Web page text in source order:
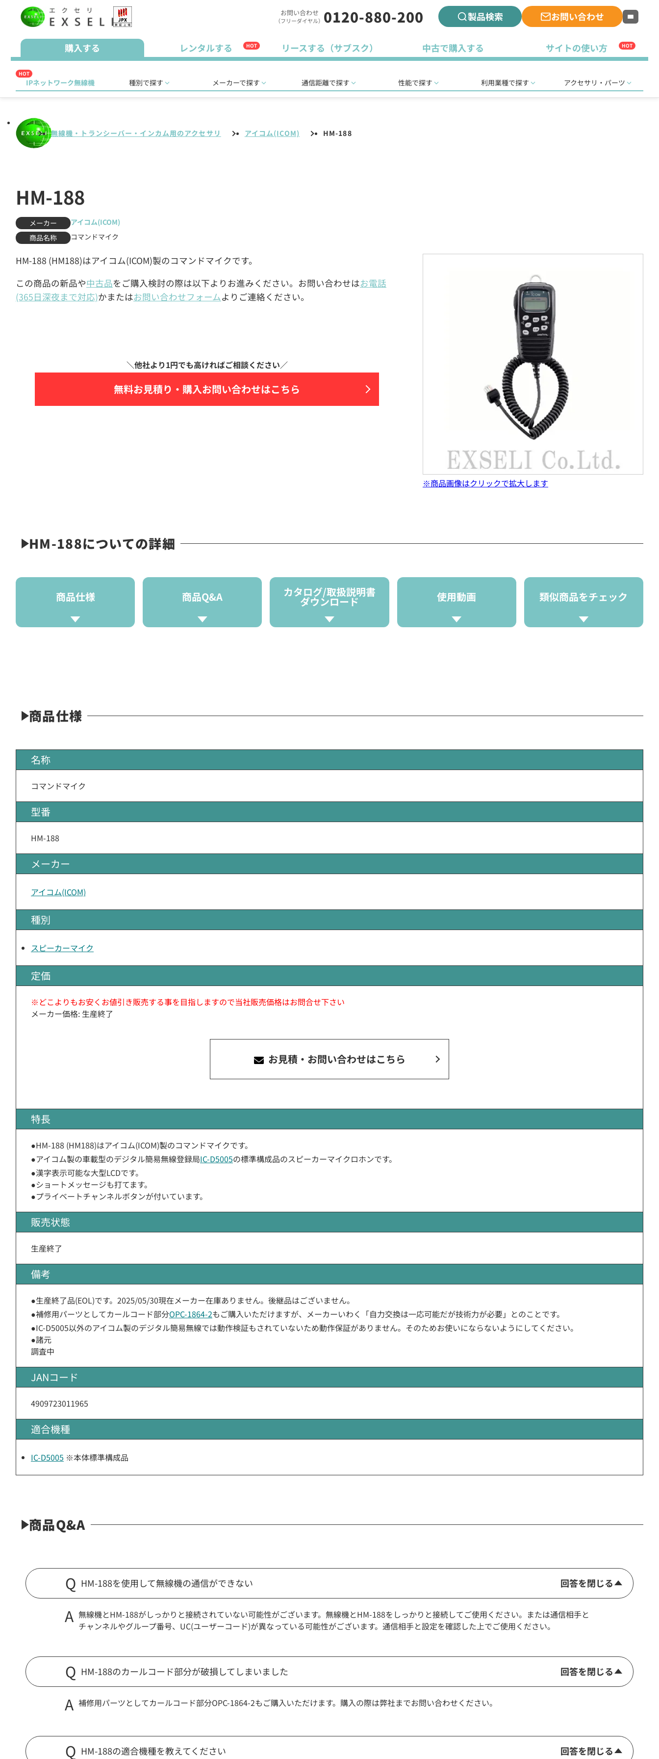
お問い合わせ
（フリーダイヤル） 0120-880-200 製品検索 お問い合わせ
購入する レンタルする HOT リースする（サブスク） 中古で購入する サイトの使い方 HOT
HOT
IPネットワーク無線機 種別で探す メーカーで探す 通信距離で探す 性能で探す 利用業種で探す アクセサリ・パーツ
無線機・トランシーバー・インカム用のアクセサリ アイコム(ICOM) HM-188
HM-188
メーカー
アイコム(ICOM)
商品名称
コマンドマイク
HM-188 (HM188)はアイコム(ICOM)製のコマンドマイクです。
この商品の新品や中古品をご購入検討の際は以下よりお進みください。お問い合わせはお電話
(365日深夜まで対応)かまたはお問い合わせフォームよりご連絡ください。
無料お見積り・ 購入お問い合わせはこちら
※商品画像はクリックで拡大します
HM-188についての詳細
商品仕様 商品Q&A カタログ/取扱説明書
ダウンロード 使用動画 類似商品をチェック
商品仕様
名称
コマンドマイク
型番
HM-188
メーカー
アイコム(ICOM)
種別
スピーカーマイク
定価
※どこよりもお安くお値引き販売する事を目指しますので当社販売価格はお問合せ下さい
メーカー価格: 生産終了
お見積・お問い合わせはこちら
特長
●HM-188 (HM188)はアイコム(ICOM)製のコマンドマイクです。
●アイコム製の車載型のデジタル簡易無線登録局IC-D5005の標準構成品のスピーカーマイクロホンです。
●漢字表示可能な大型LCDです。
●ショートメッセージも打てます。
●プライベートチャンネルボタンが付いています。
販売状態
生産終了
備考
●生産終了品(EOL)です。2025/05/30現在メーカー在庫ありません。後継品はございません。
●補修用パーツとしてカールコード部分OPC-1864-2もご購入いただけますが、メーカーいわく「自力交換は一応可能だが技術力が必要」とのことです。
●IC-D5005以外のアイコム製のデジタル簡易無線では動作検証もされていないため動作保証がありません。そのためお使いにならないようにしてください。
●諸元
調査中
JANコード
4909723011965
適合機種
IC-D5005 ※本体標準構成品
商品Q&A
HM-188を使用して無線機の通信ができない 回答を閉じる
無線機とHM-188がしっかりと接続されていない可能性がございます。無線機とHM-188をしっかりと接続してご使用ください。または通信相手と
チャンネルやグループ番号、UC(ユーザーコード)が異なっている可能性がございます。通信相手と設定を確認した上でご使用ください。
HM-188のカールコード部分が破損してしまいました 回答を閉じる
補修用パーツとしてカールコード部分OPC-1864-2もご購入いただけます。購入の際は弊社までお問い合わせください。
HM-188の適合機種を教えてください 回答を閉じる